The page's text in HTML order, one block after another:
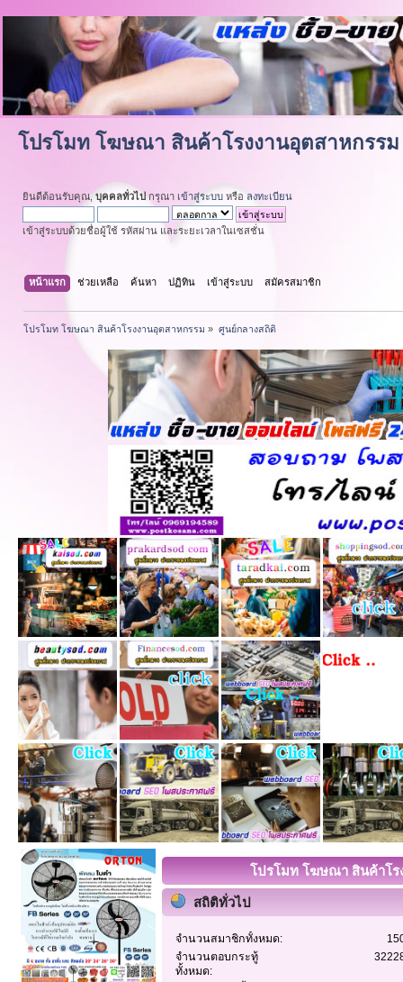
โปรโมท โฆษณา สินค้าโรงงานอุตสาหกรรม
ยินดีต้อนรับคุณ,บุคคลทั่วไปกรุณา เข้าสู่ระบบ หรือ ลงทะเบียน
เข้าสู่ระบบด้วยชื่อผู้ใช้ รหัสผ่าน และระยะเวลาในเซสชั่น
หน้าแรก ช่วยเหลือ ค้นหา ปฏิทิน เข้าสู่ระบบ สมัครสมาชิก
โปรโมท โฆษณา สินค้าโรงงานอุตสาหกรรม » ศูนย์กลางสถิติ
โปรโมท โฆษณา สินค้าโร
สถิติทั่วไป
จำนวนสมาชิกทั้งหมด:
จำนวนตอบกระทู้
ทั้งหมด: